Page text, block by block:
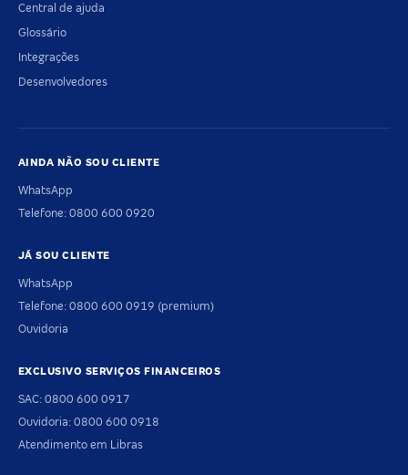
Central de ajuda
Glossário
Integrações
Desenvolvedores
AINDA NÃO SOU CLIENTE
WhatsApp
Telefone: 0800 600 0920
JÁ SOU CLIENTE
WhatsApp
Telefone: 0800 600 0919 (premium)
Ouvidoria
EXCLUSIVO SERVIÇOS FINANCEIROS
SAC: 0800 600 0917
Ouvidoria: 0800 600 0918
Atendimento em Libras